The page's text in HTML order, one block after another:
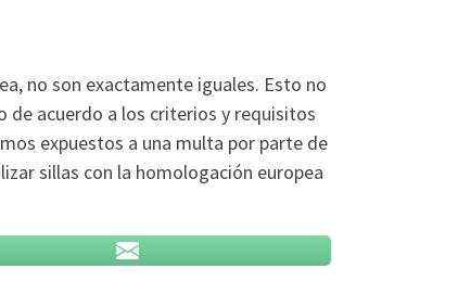
no son exactamente iguales. Esto no
de acuerdo a los criterios y requisitos
expuestos a una multa por parte de
sillas con la homologación europea